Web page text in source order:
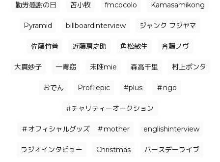
勤労感謝の日 苫小牧 fmcocolo Kamasamikong
Pyramid billboardinterview ジャンク フジヤマ
佐藤竹善 近藤房之助 角松敏生 ⻫藤ノヴ
大貫妙子 一青窈 未唯mie 森高千里 村上ポンタ
おでん Profilepic #plus ＃ngo
#チャリティーオークション
＃オフィシャルグッズ ＃mother englishinterview
ラジオインタビュー Christmas バースデーライブ